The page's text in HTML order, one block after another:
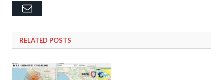
Email
RELATED POSTS